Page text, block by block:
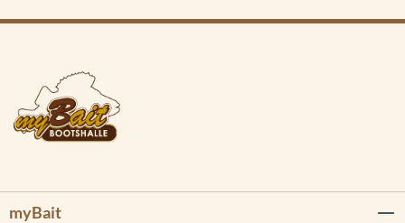
myBait